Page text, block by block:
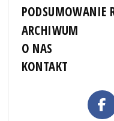
PODSUMOWANIE
ARCHIWUM
O NAS
KONTAKT